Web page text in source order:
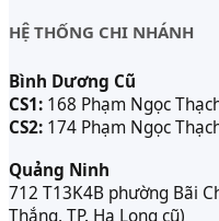
HỆ THỐNG CHI NHÁNH
Bình Dương Cũ
CS1: 168 Phạm Ngọc
CS2: 174 Phạm Ngọc
Quảng Ninh
712 T13K4B phường Bãi
Thắng, TP. Hạ Long cũ)